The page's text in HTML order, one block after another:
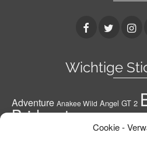
Cookie -
Wichtige
Adventure Anakee Wild Angel GT 2
Bridgestone
Conti Road Attack 3 Conti